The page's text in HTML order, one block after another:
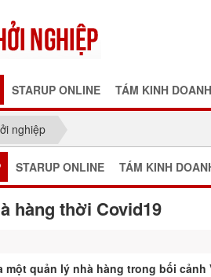
STARUP ONLINE TÁM KINH DOANH
nghiệp
STARUP ONLINE TÁM KINH
hàng thời Covid19
quản lý nhà hàng trong bối